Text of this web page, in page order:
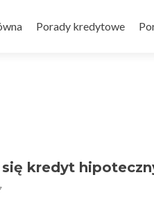
Porady kredytowe
się kredyt